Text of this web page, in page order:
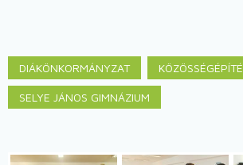
DIÁKÖNKORMÁNYZAT
SELYE JÁNOS GIMNÁZIUM